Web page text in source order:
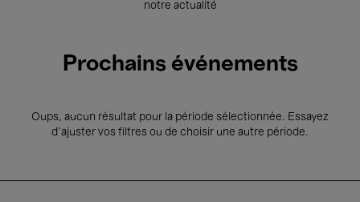
notre actualité
Prochains événements
Oups, aucun résultat pour la période sélectionnée. Essayez
d’ajuster vos filtres ou de choisir une autre période.